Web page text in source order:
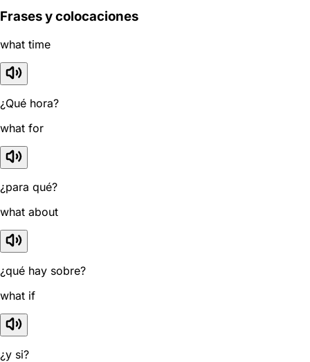
Frases y colocaciones
what time
¿Qué hora?
what for
¿para qué?
what about
¿qué hay sobre?
what if
¿y si?